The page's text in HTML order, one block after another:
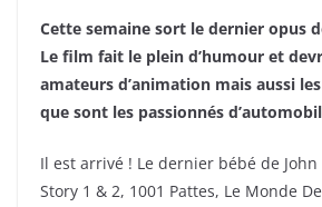
Cette semaine sort le dernier opus
Le film fait le plein d’humour et
amateurs d’animation mais aussi
que sont les passionnés
Il est arrivé ! Le dernier bébé de John
Story 1 & 2, 1001 Pattes, Le Monde